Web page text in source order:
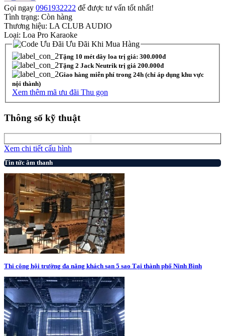
Gọi ngay 0961932222 để được tư vấn tốt nhất!
Tình trạng: Còn hàng
Thương hiệu: LA CLUB AUDIO
Loại: Loa Pro Karaoke
Ưu Đãi Khi Mua Hàng
Tặng 10 mét dây loa trị giá: 300.000đ
Tặng 2 Jack Neutrik trị giá 200.000đ
Giao hàng miễn phí trong 24h (chỉ áp dụng khu vực
nội thành)
Xem thêm mã ưu đãi Thu gọn
Thông số kỹ thuật
Xem chi tiết cấu hình
Tin tức âm thanh
Thi công hội trường đa năng khách sạn 5 sao Tại thành phố Ninh Bình